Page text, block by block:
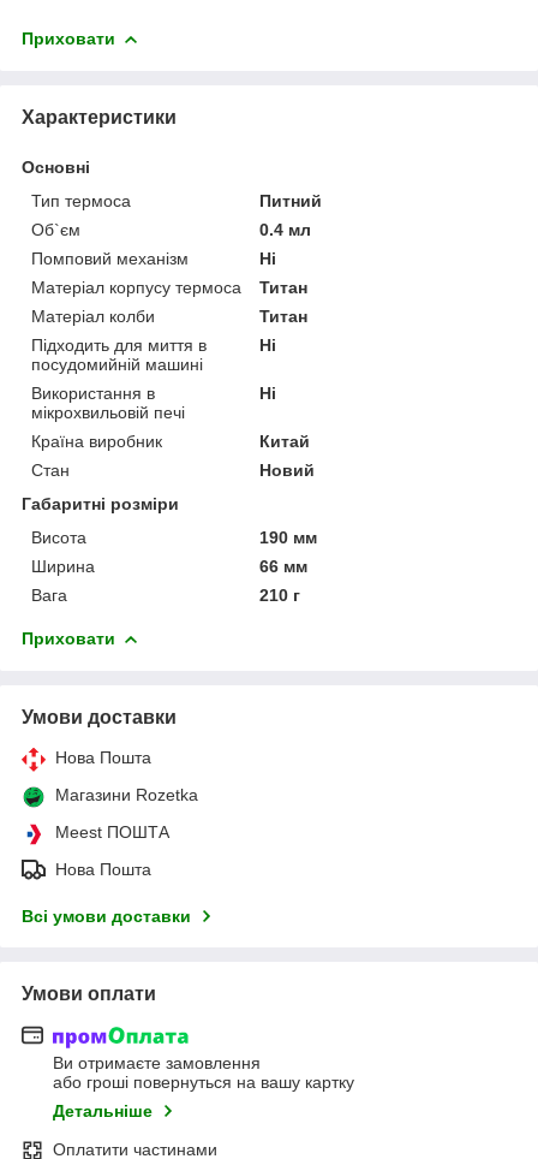
Приховати
Характеристики
Основні
Тип термоса
Питний
Об`єм
0.4 мл
Помповий механізм
Ні
Матеріал корпусу термоса
Титан
Матеріал колби
Титан
Підходить для миття в
посудомийній машині
Ні
Використання в
мікрохвильовій печі
Ні
Країна виробник
Китай
Стан
Новий
Габаритні розміри
Висота
190 мм
Ширина
66 мм
Вага
210 г
Приховати
Умови доставки
Нова Пошта
Магазини Rozetka
Meest ПОШТА
Нова Пошта
Всі умови доставки
Умови оплати
Ви отримаєте замовлення
або гроші повернуться на вашу картку
Детальніше
Оплатити частинами